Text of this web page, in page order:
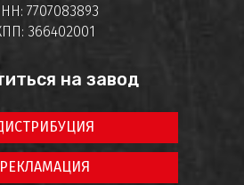
7707083893
366402001
на завод
РЕКЛАМАЦИЯ